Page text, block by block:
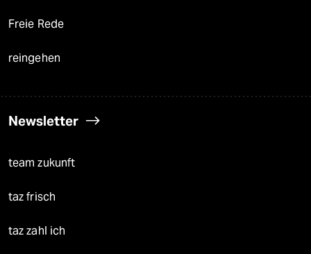
Freie Rede
reingehen
Newsletter
team zukunft
taz frisch
taz zahl ich